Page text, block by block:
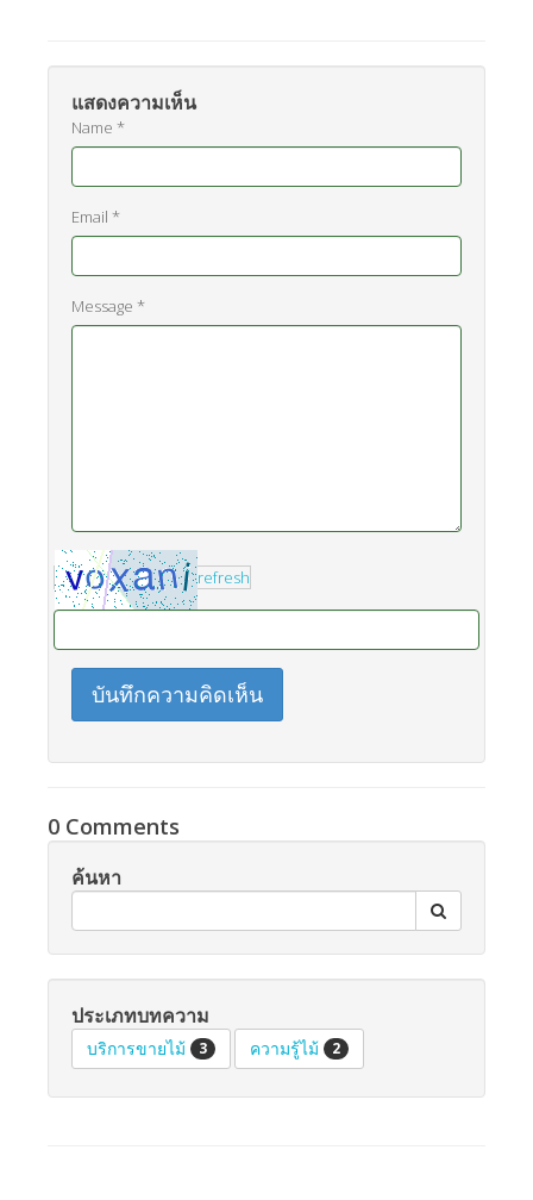
แสดงความเห็น
Name *
Email *
Message *
refresh
บันทึกความคิดเห็น
0 Comments
ค้นหา
ประเภทบทความ
บริการขายไม้ 3 ความรู้ไม้ 2